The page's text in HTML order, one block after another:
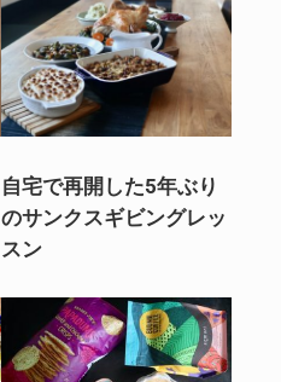
自宅で再開した5年ぶり
のサンクスギビングレッ
スン